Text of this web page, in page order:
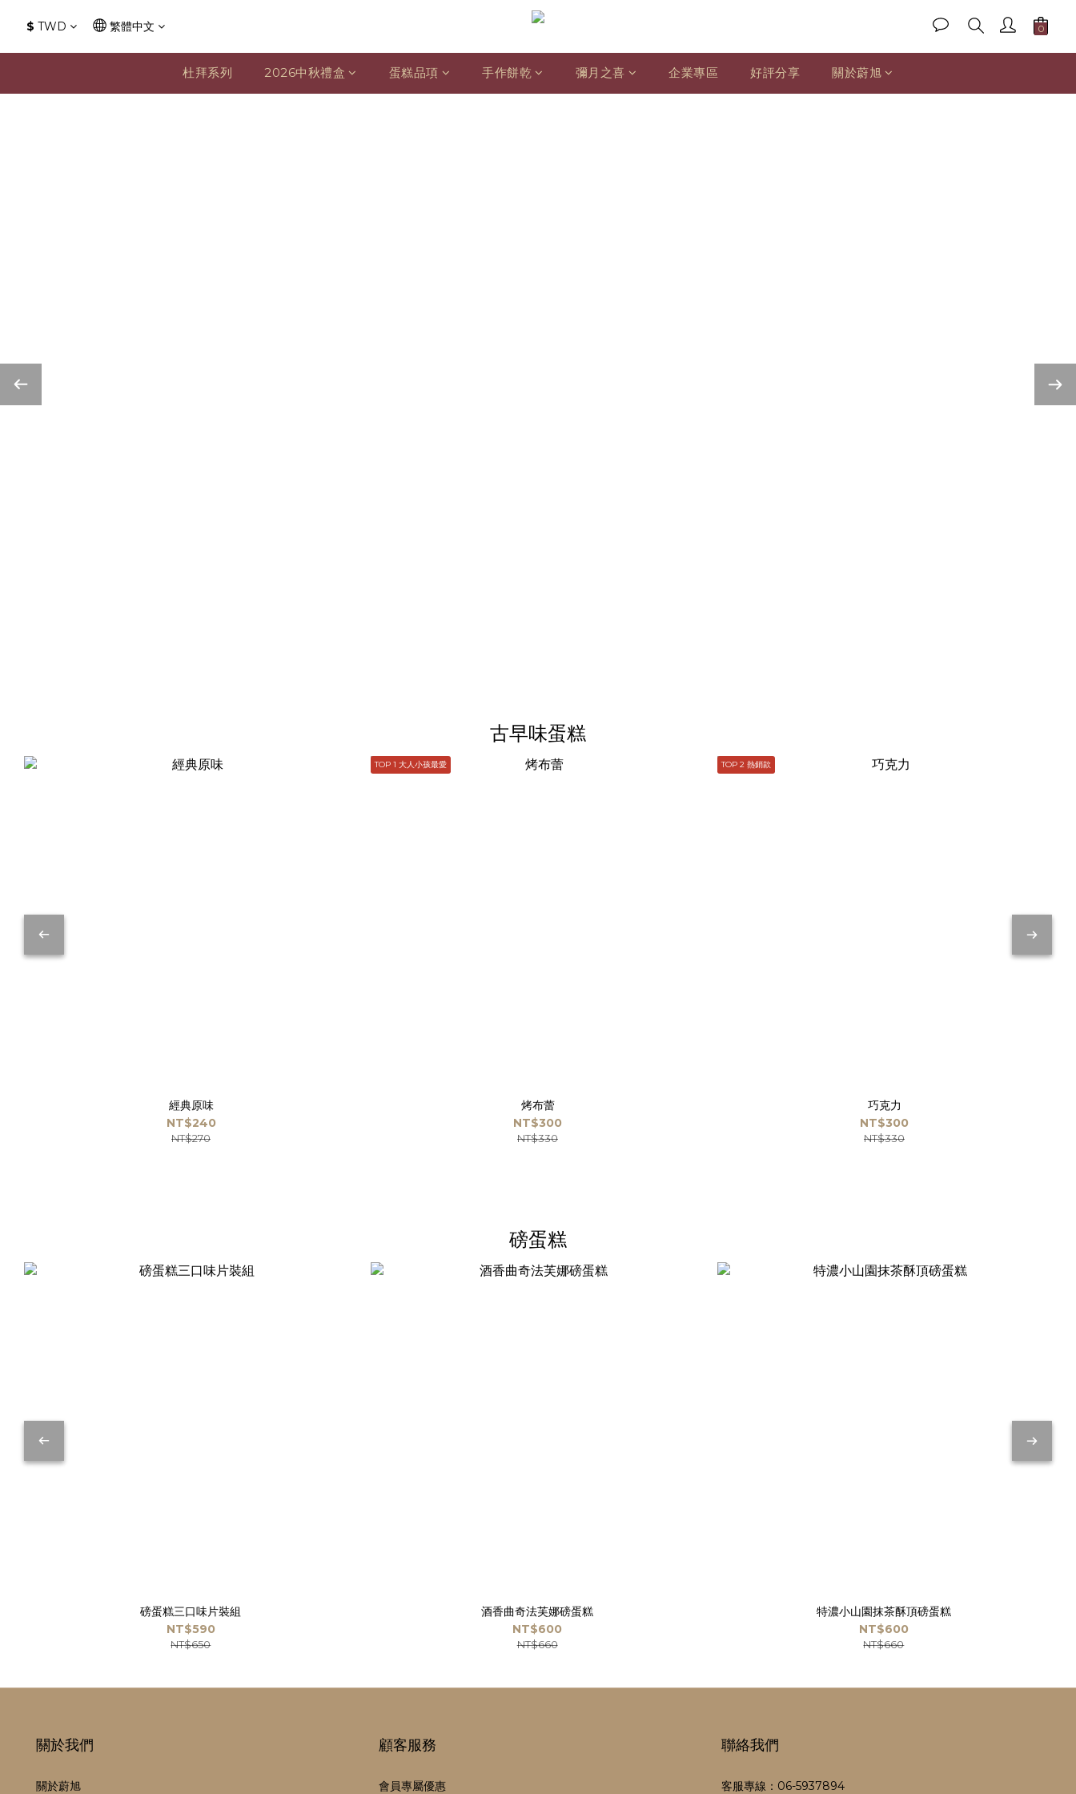
$ TWD 繁體中文
杜拜系列 2026中秋禮盒 蛋糕品項 手作餅乾 彌月之喜 企業專區 好評分享 關於蔚旭
古早味蛋糕
經典原味
NT$240
NT$270
TOP 1 大人小孩最愛
烤布蕾
NT$300
NT$330
TOP 2 熱銷款
巧克力
NT$300
NT$330
磅蛋糕
磅蛋糕三口味片裝組
NT$590
NT$650
酒香曲奇法芙娜磅蛋糕
NT$600
NT$660
特濃小山園抹茶酥頂磅蛋糕
NT$600
NT$660
關於我們
關於蔚旭
顧客服務
會員專屬優惠
聯絡我們
客服專線：06-5937894